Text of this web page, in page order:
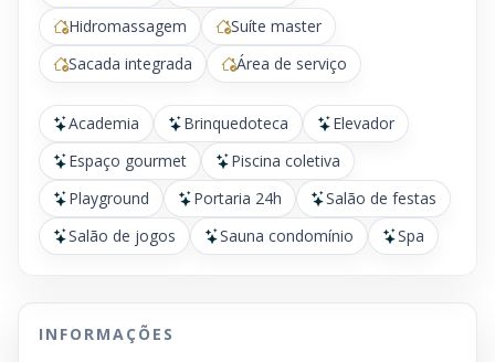
Hidromassagem
Suíte master
Sacada integrada
Área de serviço
Academia Brinquedoteca
Elevador
Espaço gourmet
Piscina coletiva
Playground
Portaria 24h
Salão de festas
Salão de jogos
Sauna condomínio Spa
INFORMAÇÕES